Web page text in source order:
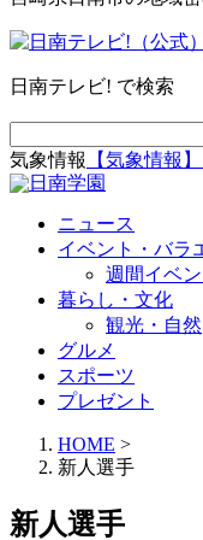
日南テレビ! で検索
気象情報 【気象情報
ニュース
イベント・バラ
週間イベン
暮らし・文化
観光・自然
グルメ
スポーツ
プレゼント
HOME >
新人選手
新人選手